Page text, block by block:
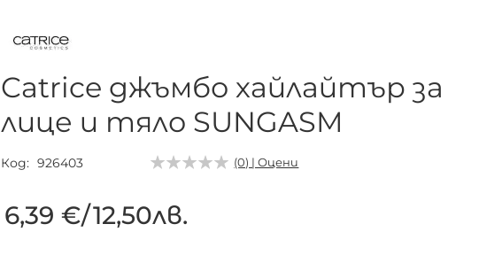
Catrice джъмбо хайлайтър за
лице и тяло SUNGASM
Код 926403 (0) | Оцени
6,39 €/12,50лв.